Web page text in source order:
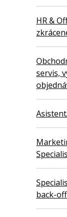
HR &
servis,
back-